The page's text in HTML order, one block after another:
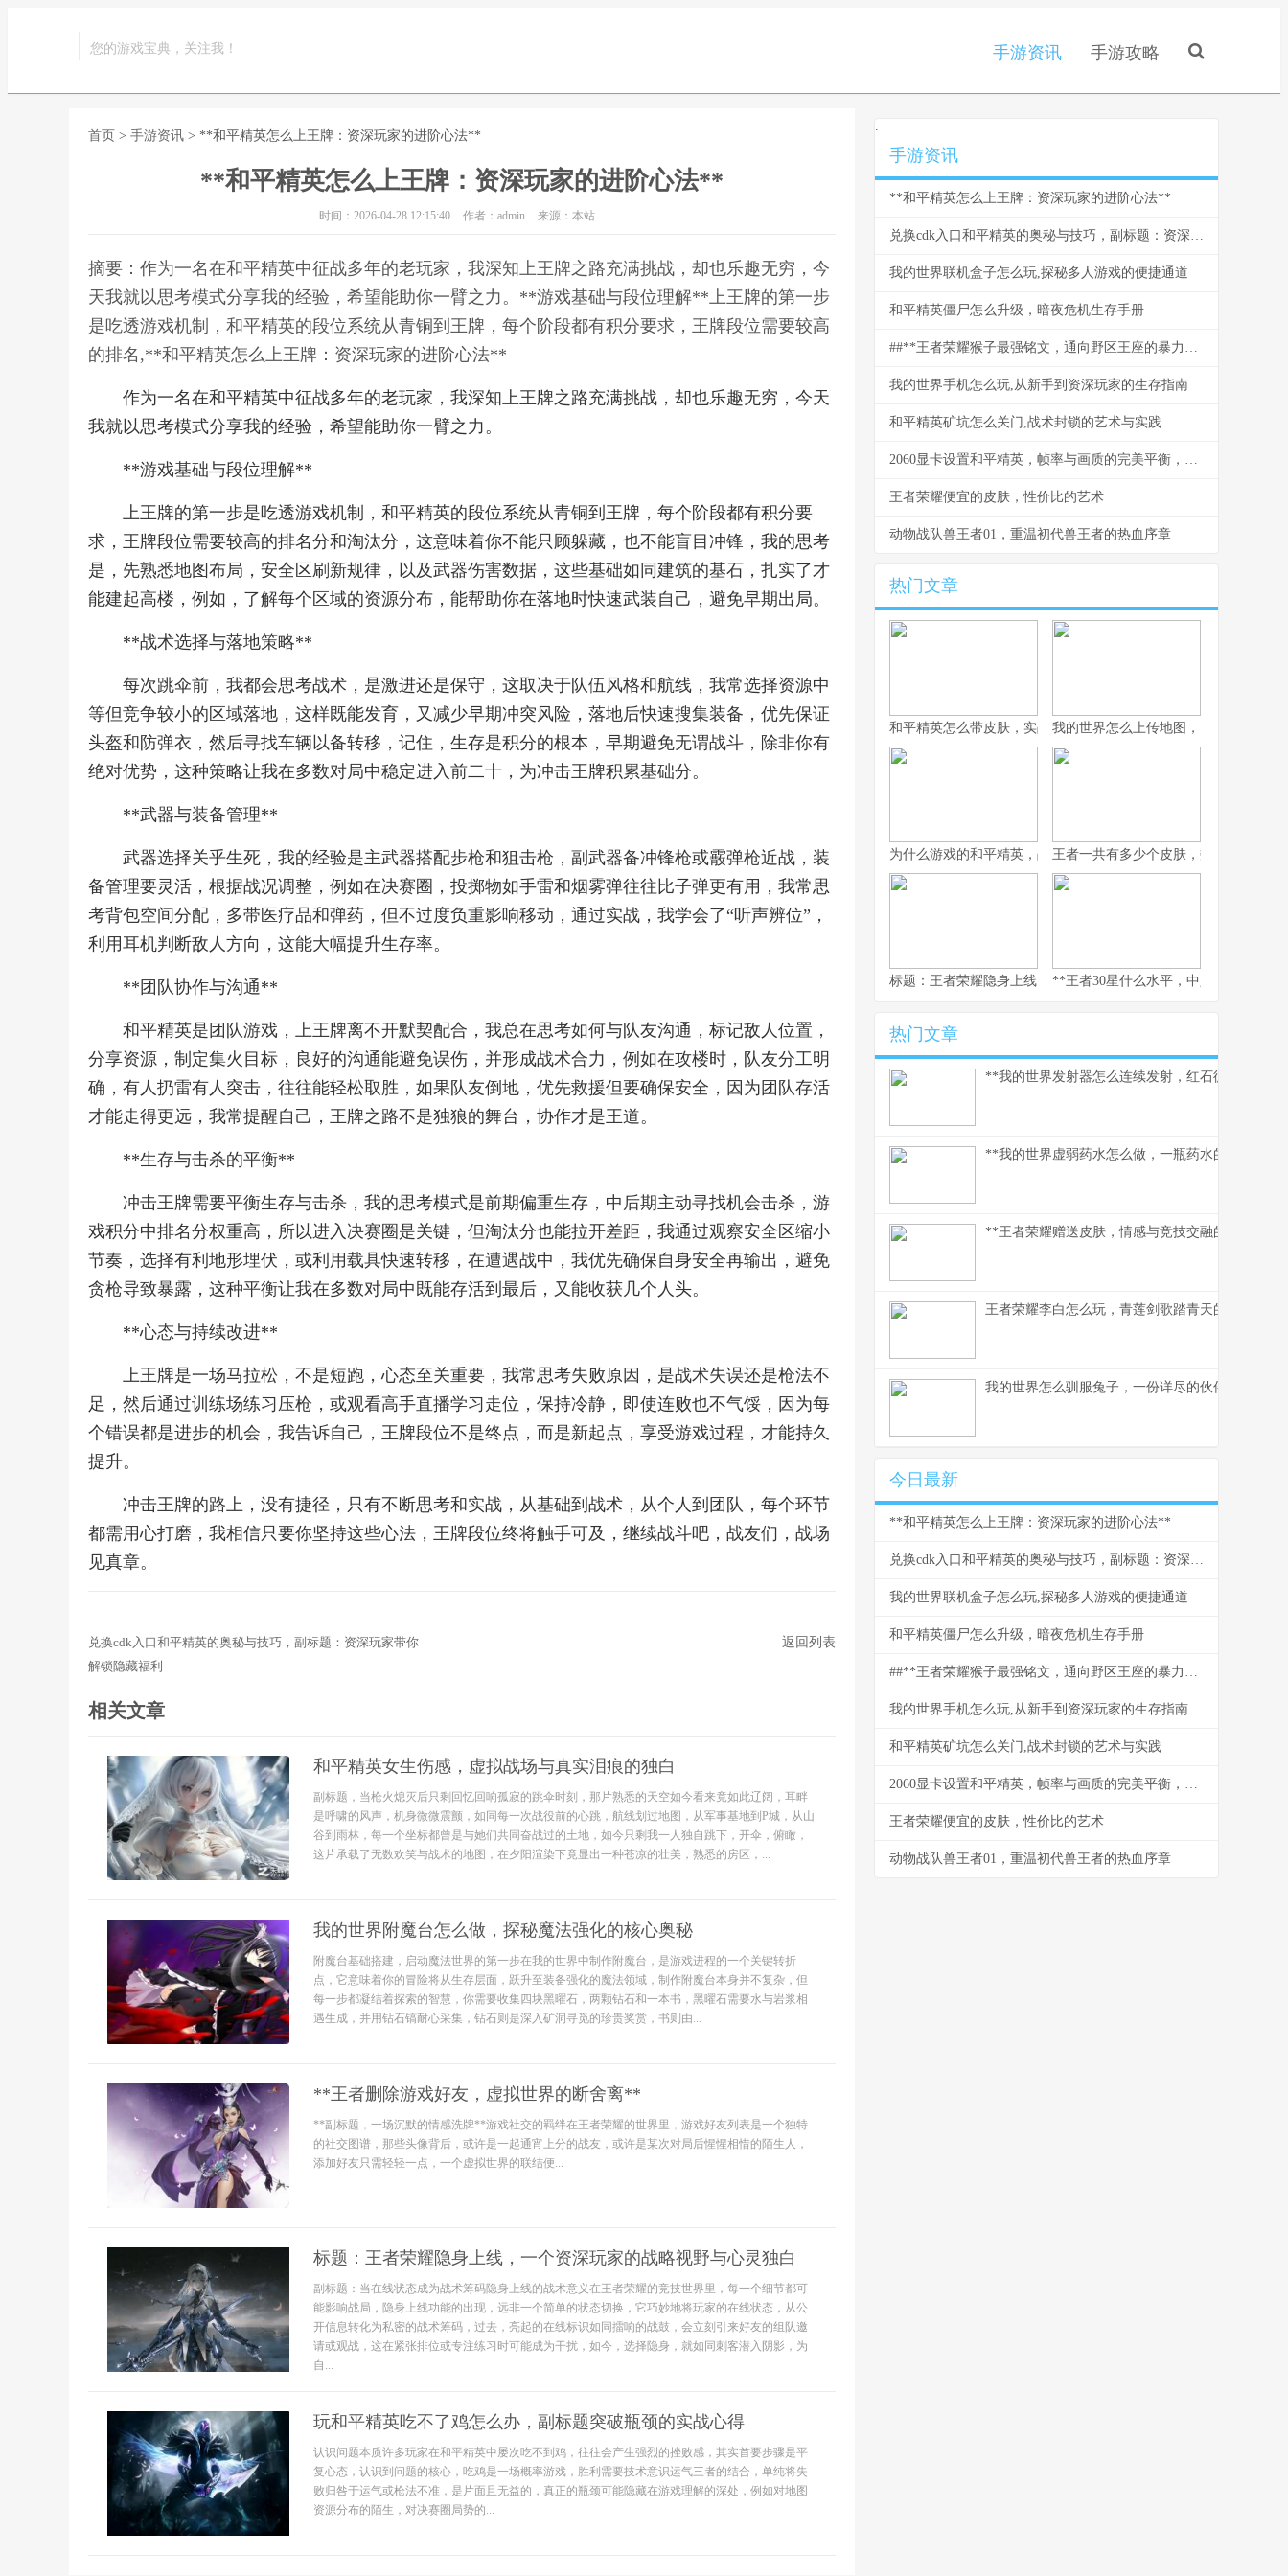
您的游戏宝典，关注我！ 手游资讯 手游攻略
首页 > 手游资讯 > **和平精英怎么上王牌：资深玩家的进阶心法**
**和平精英怎么上王牌：资深玩家的进阶心法**
时间：2026-04-28 12:15:40 作者：admin 来源：本站
摘要：作为一名在和平精英中征战多年的老玩家，我深知上王牌之路充满挑战，却也乐趣无穷，今
天我就以思考模式分享我的经验，希望能助你一臂之力。**游戏基础与段位理解**上王牌的第一步
是吃透游戏机制，和平精英的段位系统从青铜到王牌，每个阶段都有积分要求，王牌段位需要较高
的排名,**和平精英怎么上王牌：资深玩家的进阶心法**
作为一名在和平精英中征战多年的老玩家，我深知上王牌之路充满挑战，却也乐趣无穷，今天
我就以思考模式分享我的经验，希望能助你一臂之力。
**游戏基础与段位理解**
上王牌的第一步是吃透游戏机制，和平精英的段位系统从青铜到王牌，每个阶段都有积分要
求，王牌段位需要较高的排名分和淘汰分，这意味着你不能只顾躲藏，也不能盲目冲锋，我的思考
是，先熟悉地图布局，安全区刷新规律，以及武器伤害数据，这些基础如同建筑的基石，扎实了才
能建起高楼，例如，了解每个区域的资源分布，能帮助你在落地时快速武装自己，避免早期出局。
**战术选择与落地策略**
每次跳伞前，我都会思考战术，是激进还是保守，这取决于队伍风格和航线，我常选择资源中
等但竞争较小的区域落地，这样既能发育，又减少早期冲突风险，落地后快速搜集装备，优先保证
头盔和防弹衣，然后寻找车辆以备转移，记住，生存是积分的根本，早期避免无谓战斗，除非你有
绝对优势，这种策略让我在多数对局中稳定进入前二十，为冲击王牌积累基础分。
**武器与装备管理**
武器选择关乎生死，我的经验是主武器搭配步枪和狙击枪，副武器备冲锋枪或霰弹枪近战，装
备管理要灵活，根据战况调整，例如在决赛圈，投掷物如手雷和烟雾弹往往比子弹更有用，我常思
考背包空间分配，多带医疗品和弹药，但不过度负重影响移动，通过实战，我学会了“听声辨位”，
利用耳机判断敌人方向，这能大幅提升生存率。
**团队协作与沟通**
和平精英是团队游戏，上王牌离不开默契配合，我总在思考如何与队友沟通，标记敌人位置，
分享资源，制定集火目标，良好的沟通能避免误伤，并形成战术合力，例如在攻楼时，队友分工明
确，有人扔雷有人突击，往往能轻松取胜，如果队友倒地，优先救援但要确保安全，因为团队存活
才能走得更远，我常提醒自己，王牌之路不是独狼的舞台，协作才是王道。
**生存与击杀的平衡**
冲击王牌需要平衡生存与击杀，我的思考模式是前期偏重生存，中后期主动寻找机会击杀，游
戏积分中排名分权重高，所以进入决赛圈是关键，但淘汰分也能拉开差距，我通过观察安全区缩小
节奏，选择有利地形埋伏，或利用载具快速转移，在遭遇战中，我优先确保自身安全再输出，避免
贪枪导致暴露，这种平衡让我在多数对局中既能存活到最后，又能收获几个人头。
**心态与持续改进**
上王牌是一场马拉松，不是短跑，心态至关重要，我常思考失败原因，是战术失误还是枪法不
足，然后通过训练场练习压枪，或观看高手直播学习走位，保持冷静，即使连败也不气馁，因为每
个错误都是进步的机会，我告诉自己，王牌段位不是终点，而是新起点，享受游戏过程，才能持久
提升。
冲击王牌的路上，没有捷径，只有不断思考和实战，从基础到战术，从个人到团队，每个环节
都需用心打磨，我相信只要你坚持这些心法，王牌段位终将触手可及，继续战斗吧，战友们，战场
见真章。
兑换cdk入口和平精英的奥秘与技巧，副标题：资深玩家带你
解锁隐藏福利
返回列表
相关文章
和平精英女生伤感，虚拟战场与真实泪痕的独白
副标题，当枪火熄灭后只剩回忆回响孤寂的跳伞时刻，那片熟悉的天空如今看来竟如此辽阔，耳畔
是呼啸的风声，机身微微震颤，如同每一次战役前的心跳，航线划过地图，从军事基地到P城，从山
谷到雨林，每一个坐标都曾是与她们共同奋战过的土地，如今只剩我一人独自跳下，开伞，俯瞰，
这片承载了无数欢笑与战术的地图，在夕阳渲染下竟显出一种苍凉的壮美，熟悉的房区，...
我的世界附魔台怎么做，探秘魔法强化的核心奥秘
附魔台基础搭建，启动魔法世界的第一步在我的世界中制作附魔台，是游戏进程的一个关键转折
点，它意味着你的冒险将从生存层面，跃升至装备强化的魔法领域，制作附魔台本身并不复杂，但
每一步都凝结着探索的智慧，你需要收集四块黑曜石，两颗钻石和一本书，黑曜石需要水与岩浆相
遇生成，并用钻石镐耐心采集，钻石则是深入矿洞寻觅的珍贵奖赏，书则由...
**王者删除游戏好友，虚拟世界的断舍离**
**副标题，一场沉默的情感洗牌**游戏社交的羁绊在王者荣耀的世界里，游戏好友列表是一个独特
的社交图谱，那些头像背后，或许是一起通宵上分的战友，或许是某次对局后惺惺相惜的陌生人，
添加好友只需轻轻一点，一个虚拟世界的联结便...
标题：王者荣耀隐身上线，一个资深玩家的战略视野与心灵独白
副标题：当在线状态成为战术筹码隐身上线的战术意义在王者荣耀的竞技世界里，每一个细节都可
能影响战局，隐身上线功能的出现，远非一个简单的状态切换，它巧妙地将玩家的在线状态，从公
开信息转化为私密的战术筹码，过去，亮起的在线标识如同擂响的战鼓，会立刻引来好友的组队邀
请或观战，这在紧张排位或专注练习时可能成为干扰，如今，选择隐身，就如同刺客潜入阴影，为
自...
玩和平精英吃不了鸡怎么办，副标题突破瓶颈的实战心得
认识问题本质许多玩家在和平精英中屡次吃不到鸡，往往会产生强烈的挫败感，其实首要步骤是平
复心态，认识到问题的核心，吃鸡是一场概率游戏，胜利需要技术意识运气三者的结合，单纯将失
败归咎于运气或枪法不准，是片面且无益的，真正的瓶颈可能隐藏在游戏理解的深处，例如对地图
资源分布的陌生，对决赛圈局势的...
.
手游资讯
**和平精英怎么上王牌：资深玩家的进阶心法**
兑换cdk入口和平精英的奥秘与技巧，副标题：资深玩家带你解锁隐藏福利
我的世界联机盒子怎么玩,探秘多人游戏的便捷通道
和平精英僵尸怎么升级，暗夜危机生存手册
##**王者荣耀猴子最强铭文，通向野区王座的暴力美学**
我的世界手机怎么玩,从新手到资深玩家的生存指南
和平精英矿坑怎么关门,战术封锁的艺术与实践
2060显卡设置和平精英，帧率与画质的完美平衡，一个资深玩家的实战指南
王者荣耀便宜的皮肤，性价比的艺术
动物战队兽王者01，重温初代兽王者的热血序章
热门文章
和平精英怎么带皮肤，实战与风格的平衡艺术副标题，从仓库到战
我的世界怎么上传地图，资深玩家分享
为什么游戏的和平精英，战术竞技浪潮中的独特答案
王者一共有多少个皮肤，数字背后的
标题：王者荣耀隐身上线，一个资深玩家的战略视野与心灵独白
**王者30星什么水平，中坚力量的荣耀
热门文章
**我的世界发射器怎么连续发射，红石循环的奥妙
**我的世界虚弱药水怎么做，一瓶药水的救赎之
**王者荣耀赠送皮肤，情感与竞技交融的独特纽带
王者荣耀李白怎么玩，青莲剑歌踏青天的艺术
我的世界怎么驯服兔子，一份详尽的伙伴获取指南
今日最新
**和平精英怎么上王牌：资深玩家的进阶心法**
兑换cdk入口和平精英的奥秘与技巧，副标题：资深玩家带你解锁隐藏福利
我的世界联机盒子怎么玩,探秘多人游戏的便捷通道
和平精英僵尸怎么升级，暗夜危机生存手册
##**王者荣耀猴子最强铭文，通向野区王座的暴力美学**
我的世界手机怎么玩,从新手到资深玩家的生存指南
和平精英矿坑怎么关门,战术封锁的艺术与实践
2060显卡设置和平精英，帧率与画质的完美平衡，一个资深玩家的实战指南
王者荣耀便宜的皮肤，性价比的艺术
动物战队兽王者01，重温初代兽王者的热血序章